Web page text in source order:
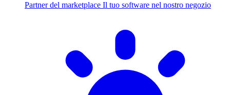
Partner del marketplace Il tuo software nel nostro negozio